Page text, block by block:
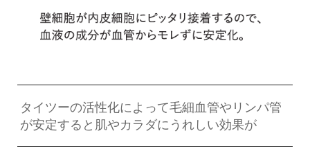
タイツーの活性化によって毛細血管やリンパ管
が安定すると肌やカラダにうれしい効果が